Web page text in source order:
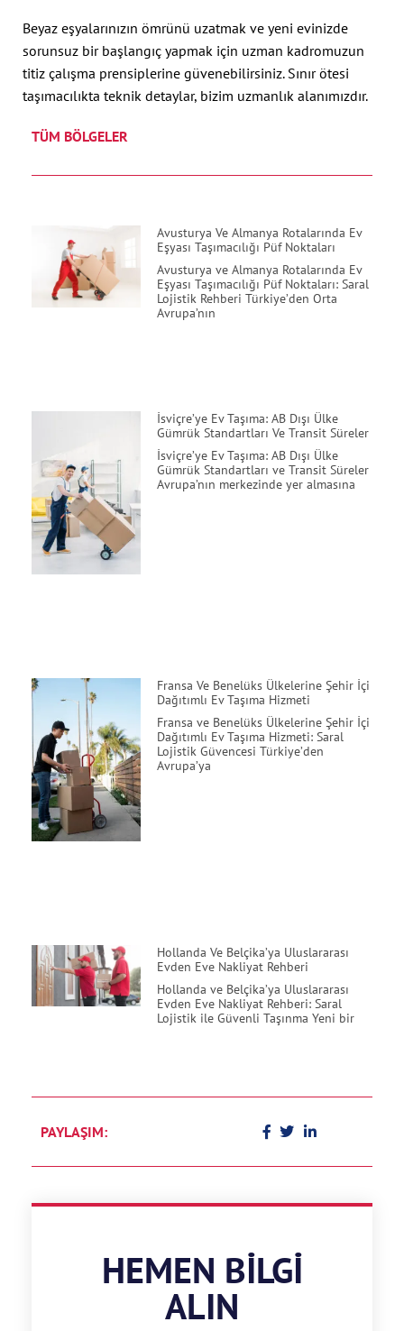
Beyaz eşyalarınızın ömrünü uzatmak ve yeni evinizde
sorunsuz bir başlangıç yapmak için uzman kadromuzun
titiz çalışma prensiplerine güvenebilirsiniz. Sınır ötesi
taşımacılıkta teknik detaylar, bizim uzmanlık alanımızdır.
TÜM BÖLGELER
Avusturya Ve Almanya Rotalarında Ev
Eşyası Taşımacılığı Püf Noktaları
Avusturya ve Almanya Rotalarında Ev
Eşyası Taşımacılığı Püf Noktaları: Saral
Lojistik Rehberi Türkiye’den Orta
Avrupa’nın
İsviçre’ye Ev Taşıma: AB Dışı Ülke
Gümrük Standartları Ve Transit Süreler
İsviçre’ye Ev Taşıma: AB Dışı Ülke
Gümrük Standartları ve Transit Süreler
Avrupa’nın merkezinde yer almasına
Fransa Ve Benelüks Ülkelerine Şehir İçi
Dağıtımlı Ev Taşıma Hizmeti
Fransa ve Benelüks Ülkelerine Şehir İçi
Dağıtımlı Ev Taşıma Hizmeti: Saral
Lojistik Güvencesi Türkiye’den
Avrupa’ya
Hollanda Ve Belçika’ya Uluslararası
Evden Eve Nakliyat Rehberi
Hollanda ve Belçika’ya Uluslararası
Evden Eve Nakliyat Rehberi: Saral
Lojistik ile Güvenli Taşınma Yeni bir
PAYLAŞIM:
HEMEN BILGI
ALIN